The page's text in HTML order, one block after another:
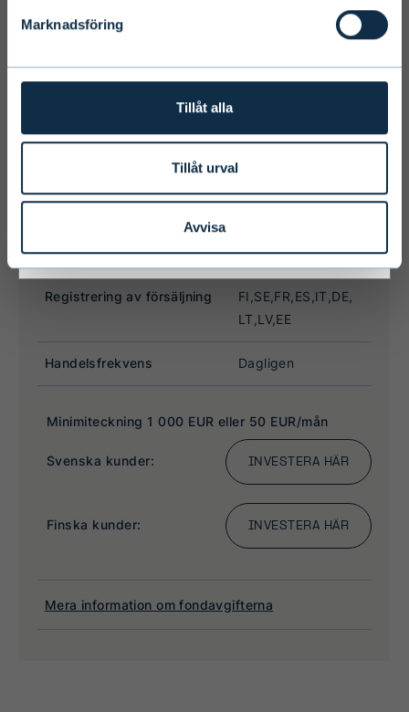
Marknadsföring
Tillåt alla
Tillåt urval
Avvisa
services to states outside of the EEA or
to citizens of these states may be
license. Users of the website are
personally responsible for any national
I ACCEPT & ENTER